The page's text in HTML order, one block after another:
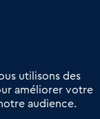
utilisons des
améliorer votre
audience.